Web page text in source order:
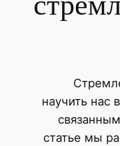
научить
статье мы